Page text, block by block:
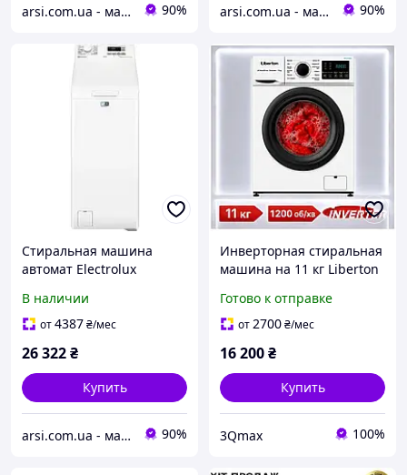
arsi.com.ua - магазин техники 90% arsi.com.ua - магазин техники 90%
Стиральная машина
автомат Electrolux
В наличии
от4387₴/мес
26 322₴
Купить
arsi.com.ua - магазин техники 90%
Инверторная стиральная
машина на 11 кг Liberton
Готово к отправке
от2700₴/мес
16 200₴
Купить
3Qmax 100%